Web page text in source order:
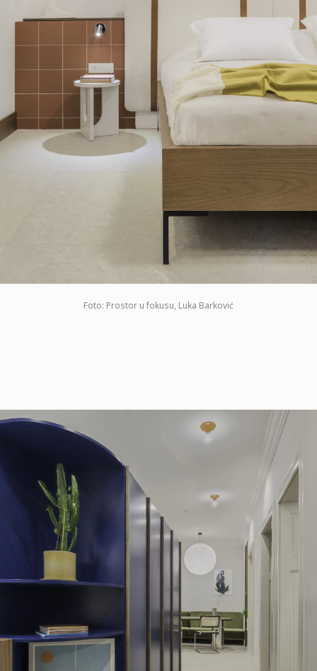
Foto: Prostor u fokusu, Luka Barković